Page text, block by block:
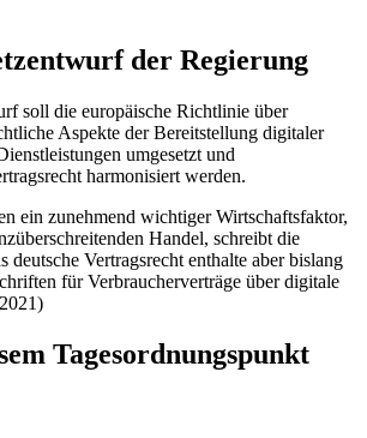
der Regierung
soll die europäische Richtlinie über
Aspekte der Bereitstellung digitaler
umgesetzt und
harmonisiert werden.
ein zunehmend wichtiger Wirtschaftsfaktor,
Handel, schreibt die
deutsche Vertragsrecht enthalte aber bislang
für Verbraucherverträge über digitale
Tagesordnungspunkt